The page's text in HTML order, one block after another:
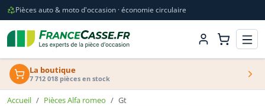
Pièces auto & moto d'occasion · économie circulaire
La boutique
7 712 018 pièces en stock
Accueil Pièces Alfa romeo Gt